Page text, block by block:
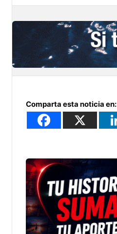
Comparta esta noticia en: